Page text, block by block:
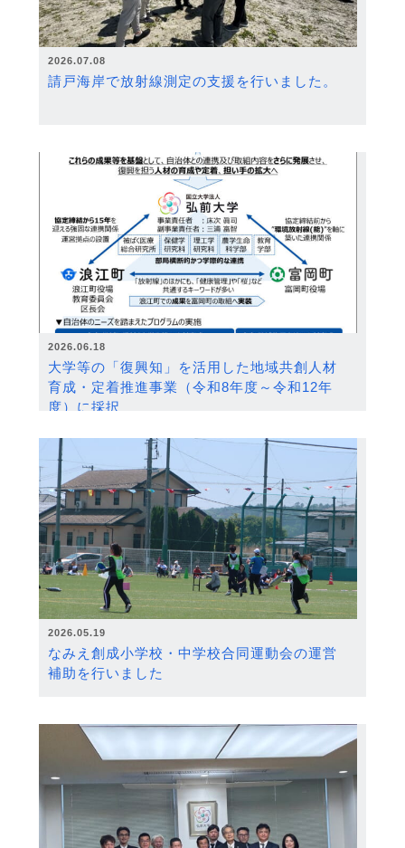
2026.07.08
請戸海岸で放射線測定の支援を行いました。
2026.06.18
大学等の「復興知」を活用した地域共創人材
育成・定着推進事業（令和8年度～令和12年
度）に採択
2026.05.19
なみえ創成小学校・中学校合同運動会の運営
補助を行いました